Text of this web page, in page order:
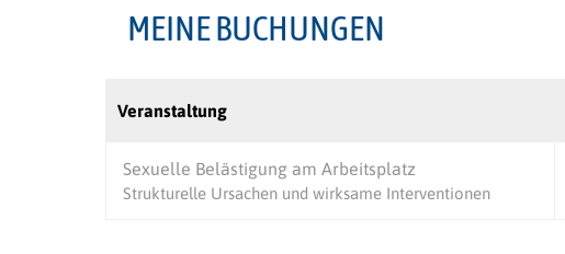
MEINE BUCHUNGEN
Veranstaltung
Sexuelle Belästigung am Arbeitsplatz
Strukturelle Ursachen und wirksame Interventionen